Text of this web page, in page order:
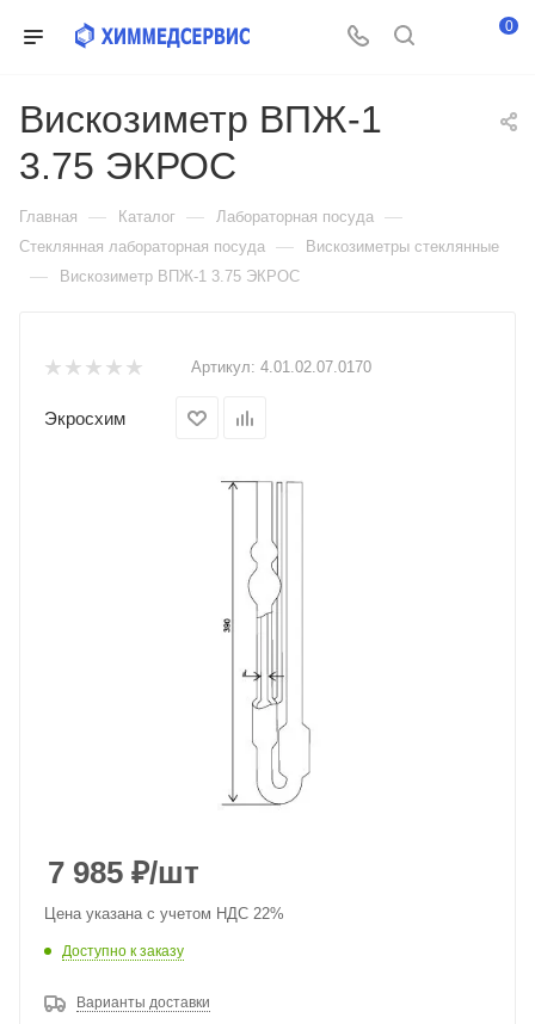
0
Вискозиметр ВПЖ-1
3.75 ЭКРОС
Главная — Каталог — Лабораторная посуда —
Стеклянная лабораторная посуда — Вискозиметры стеклянные
— Вискозиметр ВПЖ-1 3.75 ЭКРОС
Артикул: 4.01.02.07.0170
Экросхим
7 985 ₽/шт
Цена указана с учетом НДС 22%
Доступно к заказу
Варианты доставки